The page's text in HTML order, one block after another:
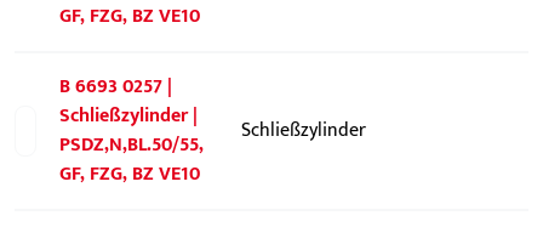
GF, FZG, BZ VE10
B 6693 0257 |
Schließzylinder |
PSDZ,N,BL.50/55,
GF, FZG, BZ VE10
Schließzylinder